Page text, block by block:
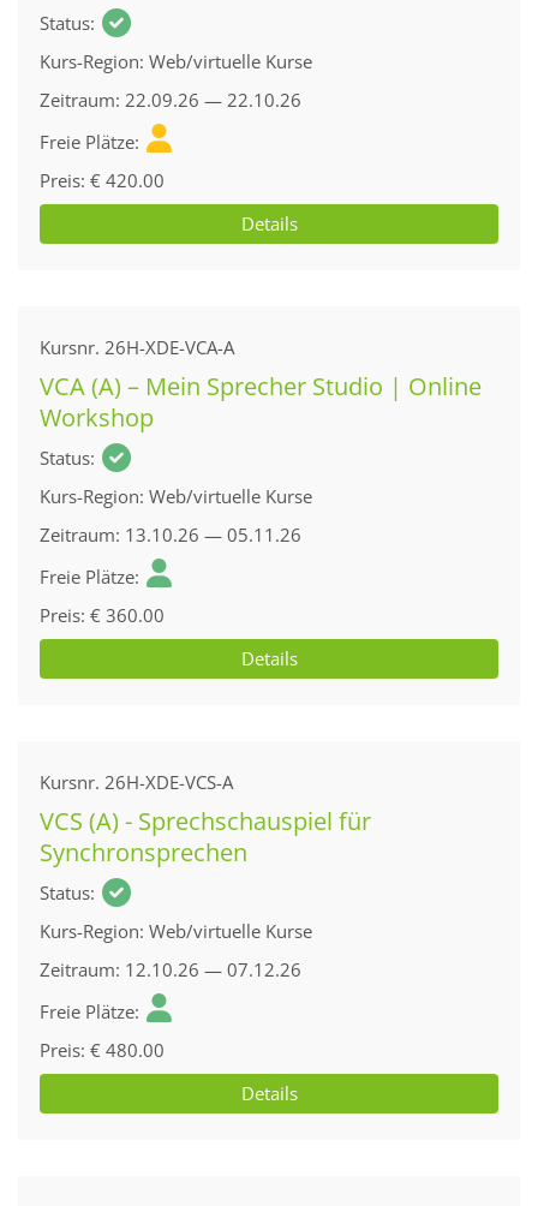
Status
Kurs-Region Web/virtuelle Kurse
Zeitraum 22.09.26 — 22.10.26
Freie Plätze
Preis € 420.00
Details
Kursnr. 26H-XDE-VCA-A
VCA (A) – Mein Sprecher Studio | Online
Workshop
Status
Kurs-Region Web/virtuelle Kurse
Zeitraum 13.10.26 — 05.11.26
Freie Plätze
Preis € 360.00
Details
Kursnr. 26H-XDE-VCS-A
VCS (A) - Sprechschauspiel für
Synchronsprechen
Status
Kurs-Region Web/virtuelle Kurse
Zeitraum 12.10.26 — 07.12.26
Freie Plätze
Preis € 480.00
Details